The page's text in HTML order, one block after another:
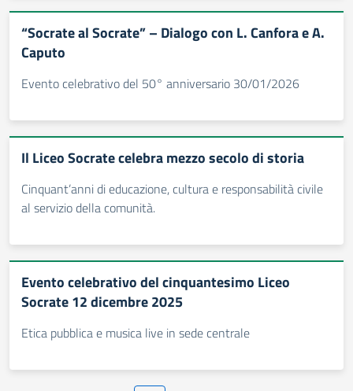
“Socrate al Socrate” – Dialogo con L. Canfora e A.
Caputo
Evento celebrativo del 50° anniversario 30/01/2026
Il Liceo Socrate celebra mezzo secolo di storia
Cinquant’anni di educazione, cultura e responsabilità civile
al servizio della comunità.
Evento celebrativo del cinquantesimo Liceo
Socrate 12 dicembre 2025
Etica pubblica e musica live in sede centrale